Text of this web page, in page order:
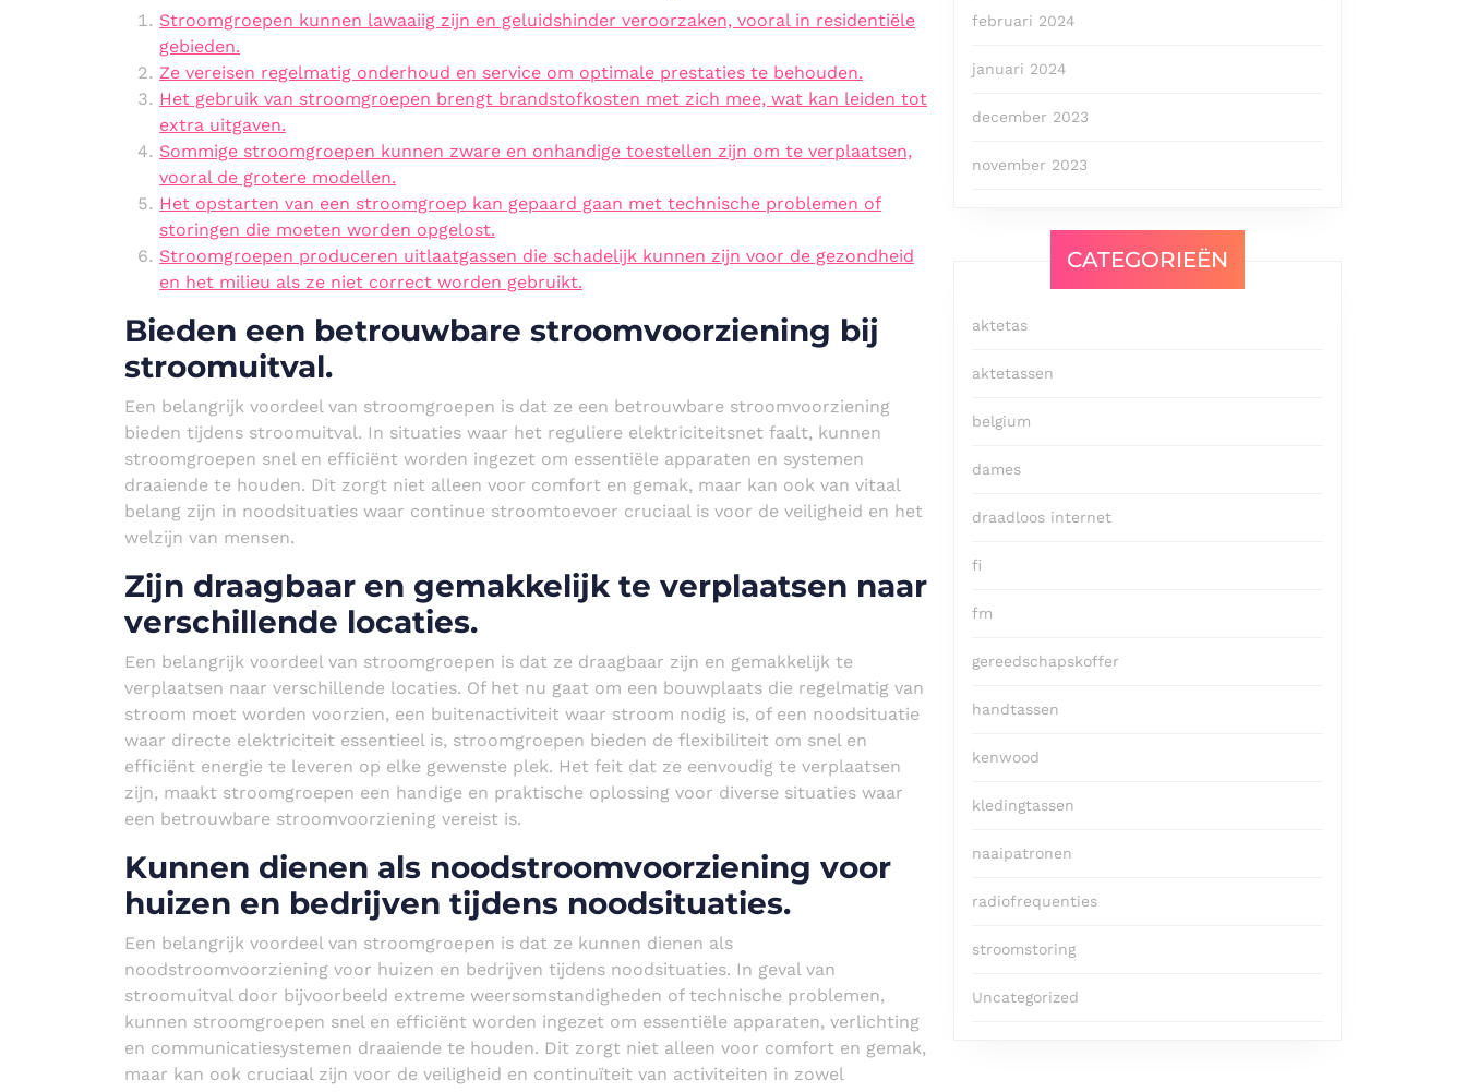
Stroomgroepen kunnen lawaaiig zijn en geluidshinder veroorzaken, vooral in residentiële
gebieden.
Ze vereisen regelmatig onderhoud en service om optimale prestaties te behouden.
Het gebruik van stroomgroepen brengt brandstofkosten met zich mee, wat kan leiden tot
extra uitgaven.
Sommige stroomgroepen kunnen zware en onhandige toestellen zijn om te verplaatsen,
vooral de grotere modellen.
Het opstarten van een stroomgroep kan gepaard gaan met technische problemen of
storingen die moeten worden opgelost.
Stroomgroepen produceren uitlaatgassen die schadelijk kunnen zijn voor de gezondheid
en het milieu als ze niet correct worden gebruikt.
Bieden een betrouwbare stroomvoorziening bij
stroomuitval.
Een belangrijk voordeel van stroomgroepen is dat ze een betrouwbare stroomvoorziening
bieden tijdens stroomuitval. In situaties waar het reguliere elektriciteitsnet faalt, kunnen
stroomgroepen snel en efficiënt worden ingezet om essentiële apparaten en systemen
draaiende te houden. Dit zorgt niet alleen voor comfort en gemak, maar kan ook van vitaal
belang zijn in noodsituaties waar continue stroomtoevoer cruciaal is voor de veiligheid en het
welzijn van mensen.
Zijn draagbaar en gemakkelijk te verplaatsen naar
verschillende locaties.
Een belangrijk voordeel van stroomgroepen is dat ze draagbaar zijn en gemakkelijk te
verplaatsen naar verschillende locaties. Of het nu gaat om een bouwplaats die regelmatig van
stroom moet worden voorzien, een buitenactiviteit waar stroom nodig is, of een noodsituatie
waar directe elektriciteit essentieel is, stroomgroepen bieden de flexibiliteit om snel en
efficiënt energie te leveren op elke gewenste plek. Het feit dat ze eenvoudig te verplaatsen
zijn, maakt stroomgroepen een handige en praktische oplossing voor diverse situaties waar
een betrouwbare stroomvoorziening vereist is.
Kunnen dienen als noodstroomvoorziening voor
huizen en bedrijven tijdens noodsituaties.
Een belangrijk voordeel van stroomgroepen is dat ze kunnen dienen als
noodstroomvoorziening voor huizen en bedrijven tijdens noodsituaties. In geval van
stroomuitval door bijvoorbeeld extreme weersomstandigheden of technische problemen,
kunnen stroomgroepen snel en efficiënt worden ingezet om essentiële apparaten, verlichting
en communicatiesystemen draaiende te houden. Dit zorgt niet alleen voor comfort en gemak,
maar kan ook cruciaal zijn voor de veiligheid en continuïteit van activiteiten in zowel
februari 2024
januari 2024
december 2023
november 2023
CATEGORIEËN
aktetas
aktetassen
belgium
dames
draadloos internet
fi
fm
gereedschapskoffer
handtassen
kenwood
kledingtassen
naaipatronen
radiofrequenties
stroomstoring
Uncategorized